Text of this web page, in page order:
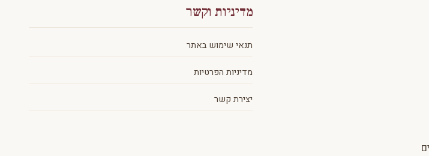
מדיניות וקשר
תנאי שימוש באתר
מדיניות הפרטיות
יצירת קשר